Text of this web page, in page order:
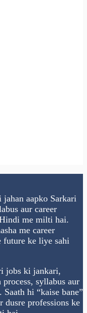
aapko Sarkari
aur career
me milti hai.
me career
future ke liye sahi
jobs ki jankari,
syllabus aur
hi “kaise bane”
dusre professions ke